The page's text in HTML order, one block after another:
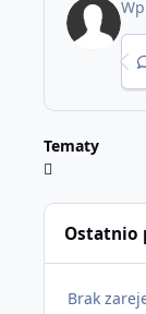
Tematy
Ostatnio
Brak